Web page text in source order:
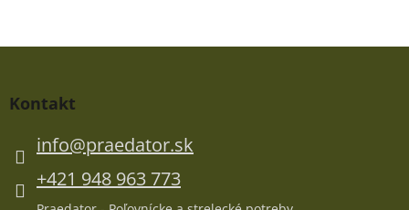
Z
Kontakt
info@praedator.sk
+421 948 963 773